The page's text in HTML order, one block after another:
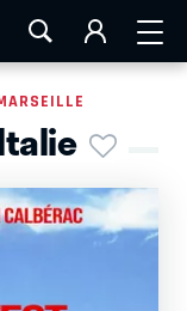
LA ROCHELLE